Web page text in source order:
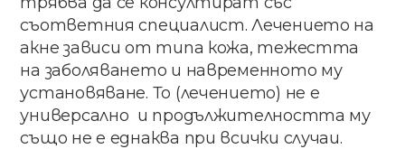
съответния​ ​специалист. Лечението​ ​на​
​акне​ ​зависи​ ​от​ ​типа​ ​кожа, тежестта​
на​ заболяването​ и навременното му
установяване. То (лечението) не​ е​
универсално и ​продължителността​ ​му ​
също​ ​не​ ​е​ ​еднаква​ ​при​ ​всички случаи.